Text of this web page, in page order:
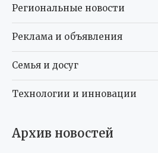
Региональные новости
Реклама и объявления
Семья и досуг
Технологии и инновации
Архив новостей